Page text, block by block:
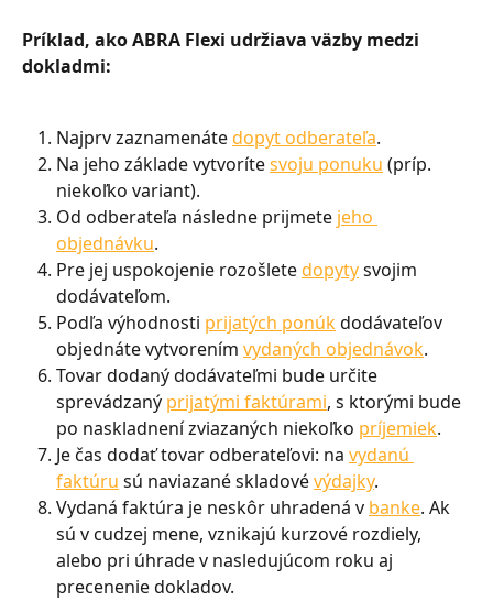
Príklad, ako ABRA Flexi udržiava väzby medzi
dokladmi:
Najprv zaznamenáte dopyt odberateľa.
Na jeho základe vytvoríte svoju ponuku (príp.
niekoľko variant).
Od odberateľa následne prijmete jeho
objednávku.
Pre jej uspokojenie rozošlete dopyty svojim
dodávateľom.
Podľa výhodnosti prijatých ponúk dodávateľov
objednáte vytvorením vydaných objednávok.
Tovar dodaný dodávateľmi bude určite
sprevádzaný prijatými faktúrami, s ktorými bude
po naskladnení zviazaných niekoľko príjemiek.
Je čas dodať tovar odberateľovi: na vydanú
faktúru sú naviazané skladové výdajky.
Vydaná faktúra je neskôr uhradená v banke. Ak
sú v cudzej mene, vznikajú kurzové rozdiely,
alebo pri úhrade v nasledujúcom roku aj
precenenie dokladov.